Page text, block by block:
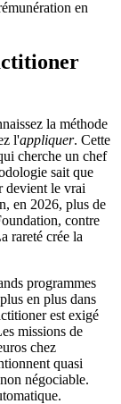
en
la méthode
l'appliquer. Cette
cherche un chef
sait que
devient le vrai
en 2026, plus de
contre
rareté crée la
programmes
en plus dans
est exigé
missions de
chez
quasi
négociable.